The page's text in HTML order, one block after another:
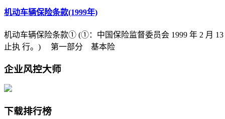
机动车辆保险条款(1999年)
机动车辆保险条款① (①：中国保险监督委员会 1999 年 2 月
止执 行。) 第一部分 基本险
企业风控大师
下载排行榜